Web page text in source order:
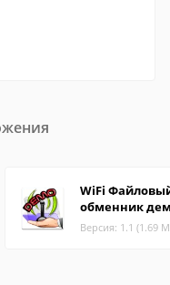
WiFi
обменник
Версия: 1.1 (1.69